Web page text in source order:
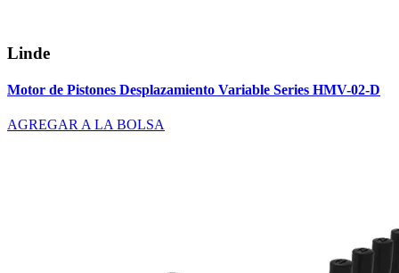
Linde
Motor de Pistones Desplazamiento Variable Series HMV-02-D
AGREGAR A LA BOLSA